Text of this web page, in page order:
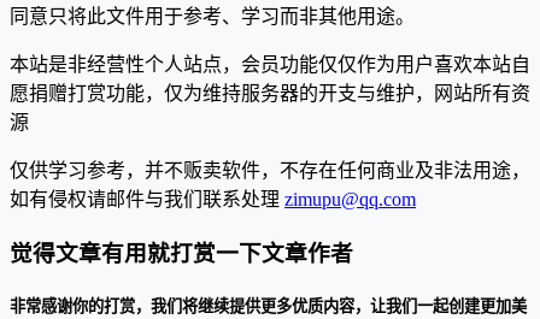
同意只将此文件用于参考、学习而非其他用途。
本站是非经营性个人站点，会员功能仅仅作为用户喜欢本站自
愿捐赠打赏功能，仅为维持服务器的开支与维护，网站所有资
源
仅供学习参考，并不贩卖软件，不存在任何商业及非法用途，
如有侵权请邮件与我们联系处理 zimupu@qq.com
觉得文章有用就打赏一下文章作者
非常感谢你的打赏，我们将继续提供更多优质内容，让我们一起创建更加美